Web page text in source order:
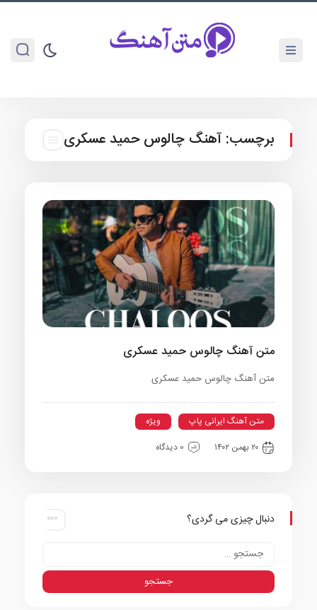
برچسب: آهنگ چالوس حمید عسکری
متن آهنگ چالوس حمید عسکری
متن آهنگ چالوس حمید عسکری
متن آهنگ ایرانی پاپ
ویژه
۲۰ بهمن ۱۴۰۲
0 دیدگاه
دنبال چیزی می گردی؟